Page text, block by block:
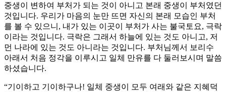
중생이 변하여 부처가 되는 것이 아니고 본래 중생이 부처였던
것입니다. 우리가 마음의 눈만 뜨면 자신의 본래 모습인 부처
를 볼 수 있으니, 내가 있는 이곳이 부처가 사는 불국토요, 극락
이라는 것입니다. 극락은 그래서 하늘에 있는 것도 아니고, 저
먼 나라에 있는 것도 아니라는 것입니다. 부처님께서 보리수
아래서 처음 정각을 이루시고 일체 만유를 다 둘러보시며 말씀
하셨습니다.
“기이하고 기이하구나! 일체 중생이 모두 여래와 같은 지혜덕